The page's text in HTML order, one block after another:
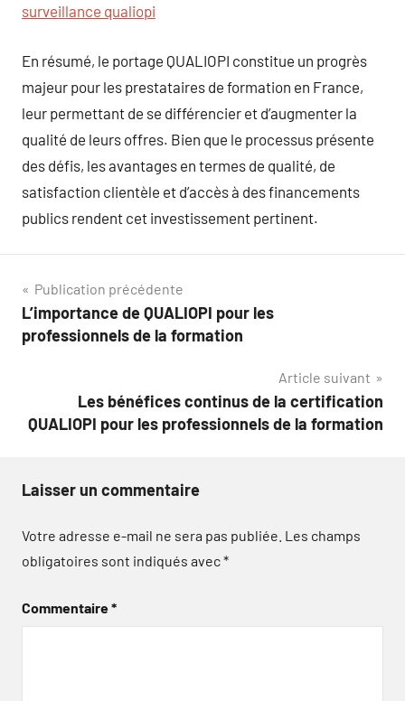
surveillance qualiopi
En résumé, le portage QUALIOPI constitue un progrès
majeur pour les prestataires de formation en France,
leur permettant de se différencier et d’augmenter la
qualité de leurs offres. Bien que le processus présente
des défis, les avantages en termes de qualité, de
satisfaction clientèle et d’accès à des financements
publics rendent cet investissement pertinent.
Navigation
de
Publication précédente
L’importance de QUALIOPI pour les
professionnels de la formation
Article suivant
Les bénéfices continus de la certification
QUALIOPI pour les professionnels de la formation
Laisser un commentaire
Votre adresse e-mail ne sera pas publiée. Les champs
obligatoires sont indiqués avec*
Commentaire*